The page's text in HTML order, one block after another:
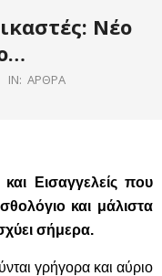
Νέο
IN: ΆΡΘΡΑ
Εισαγγελείς που
και μάλιστα
σήμερα.
γρήγορα και αύριο